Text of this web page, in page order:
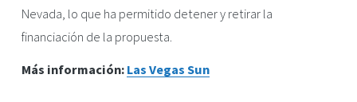
Nevada, lo que ha permitido detener y retirar la
financiación de la propuesta.
Más información: Las Vegas Sun